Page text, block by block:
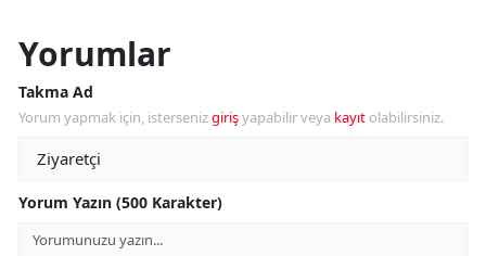
Yorumlar
Takma Ad
Yorum yapmak için, istersenizgirişyapabilir veya kayıt olabilirsiniz.
Yorum Yazın (500 Karakter)